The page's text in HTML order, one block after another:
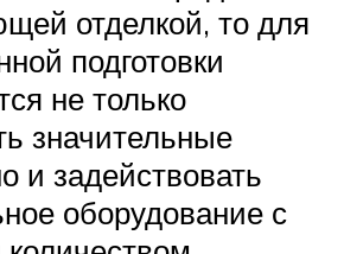
отделкой, то для
подготовки
не только
значительные
и задействовать
оборудование с